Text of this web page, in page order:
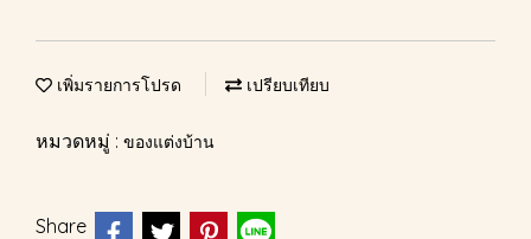
เพิ่มรายการโปรด เปรียบเทียบ
หมวดหมู่ : ของแต่งบ้าน
Share